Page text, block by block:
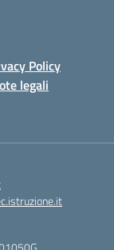
Policy
legali